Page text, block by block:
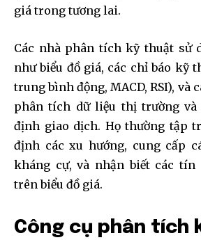
giá trong tương lai.
Các nhà phân tích kỹ thuật sử
như biểu đồ giá, các chỉ báo kỹ
trung bình động, MACD, RSI), và
phân tích dữ liệu thị trường và
định giao dịch. Họ thường tập
định các xu hướng, cung cấp
kháng cự, và nhận biết các tín
trên biểu đồ giá.
Công cụ phân tích